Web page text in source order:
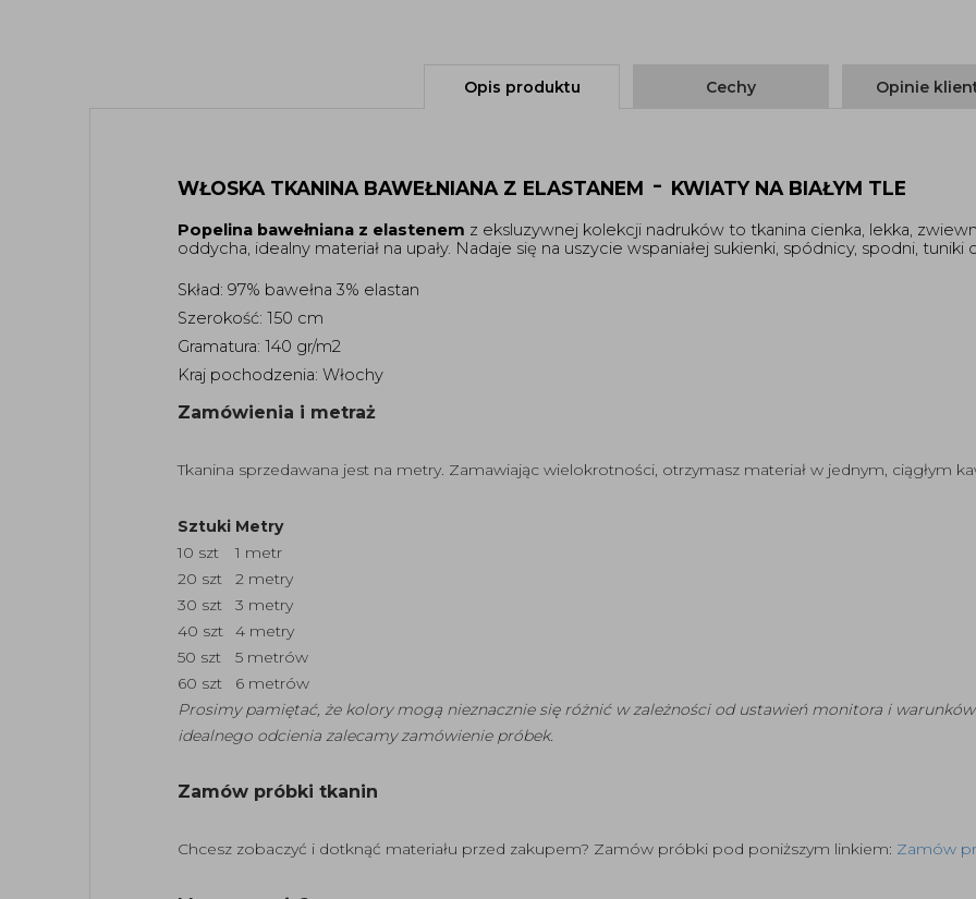
Opis produktu Cechy Opinie
WŁOSKA TKANINA BAWEŁNIANA Z ELASTANEM - KWIATY NA BIAŁYM TLE
Popelina bawełniana z elastenem z eksluzywnej kolekcji nadruków to tkanina cienka, lekka,
oddycha, idealny materiał na upały. Nadaje się na uszycie wspaniałej sukienki, spódnicy, spodni, tuniki
Skład: 97% bawełna 3% elastan
Szerokość: 150 cm
Gramatura: 140 gr/m2
Kraj pochodzenia: Włochy
Zamówienia i metraż
Tkanina sprzedawana jest na metry. Zamawiając wielokrotności, otrzymasz materiał w jednym, ciągłym
Sztuki Metry
10 szt
1 metr
20 szt
2 metry
30 szt
3 metry
40 szt
4 metry
50 szt
5 metrów
60 szt
6 metrów
Prosimy pamiętać, że kolory mogą nieznacznie się różnić w zależności od ustawień monitora i
idealnego odcienia zalecamy zamówienie próbek.
Zamów próbki tkanin
Chcesz zobaczyć i dotknąć materiału przed zakupem? Zamów próbki pod poniższym linkiem: Zamów